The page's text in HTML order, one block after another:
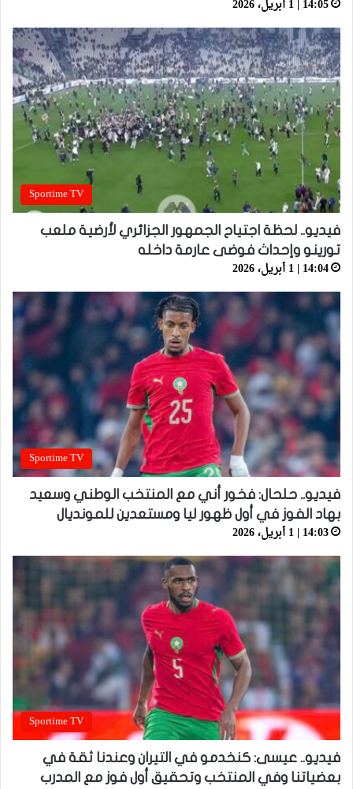
14:05 | 1 أبريل، 2026
Sportime TV
فيديو.. لحظة اجتياح الجمهور الجزائري لأرضية ملعب
تورينو وإحداث فوضى عارمة داخله
14:04 | 1 أبريل، 2026
Sportime TV
فيديو.. حلحال: فخور أني مع المنتخب الوطني وسعيد
بهاد الفوز في أول ظهور ليا ومستعدين للمونديال
14:03 | 1 أبريل، 2026
Sportime TV
فيديو.. عيسى: كنخدمو في التيران وعندنا ثقة في
بعضياتنا وفي المنتخب وتحقيق أول فوز مع المدرب